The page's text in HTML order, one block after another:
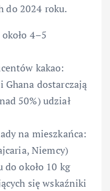
do 2024 roku.
4–5
kakao:
Ghana dostarczają
50%) udział
na mieszkańca:
Niemcy)
około 10 kg
się wskaźniki